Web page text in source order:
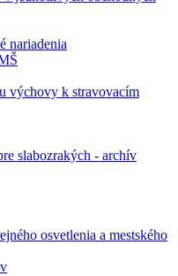
nariadenia
výchovy k stravovacím
slabozrakých - archív
osvetlenia a mestského